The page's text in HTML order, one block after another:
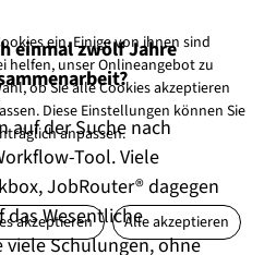
einmal zwölf Jahre
auf der Suche nach
Tool. Viele
JobRouter® dagegen
Wesentliche
Schulungen, ohne
ein. Einige von ihnen sind
helfen, unser Onlineangebot zu
ob Sie alle Cookies akzeptieren
Diese Einstellungen können Sie
anpassen.
akzeptieren Alle akzeptieren